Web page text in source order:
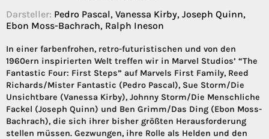
Darsteller: Pedro Pascal, Vanessa Kirby, Joseph Quinn,
Ebon Moss-Bachrach, Ralph Ineson
In einer farbenfrohen, retro-futuristischen und von den
1960ern inspirierten Welt treffen wir in Marvel Studios’ “The
Fantastic Four: First Steps” auf Marvels First Family, Reed
Richards/Mister Fantastic (Pedro Pascal), Sue Storm/Die
Unsichtbare (Vanessa Kirby), Johnny Storm/Die Menschliche
Fackel (Joseph Quinn) und Ben Grimm/Das Ding (Ebon Moss-
Bachrach), die sich ihrer bisher größten Herausforderung
stellen müssen. Gezwungen, ihre Rolle als Helden und den